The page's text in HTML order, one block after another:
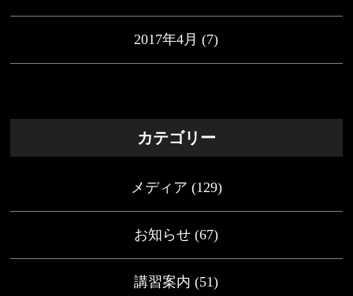
2017年4月 (7)
カテゴリー
メディア (129)
お知らせ (67)
講習案内 (51)